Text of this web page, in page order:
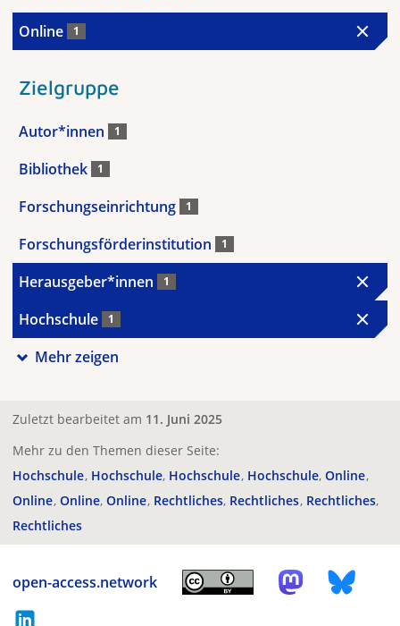
Online 1
Zielgruppe
Autor*innen 1
Bibliothek 1
Forschungseinrichtung 1
Forschungsförderinstitution 1
Herausgeber*innen 1
Hochschule 1
Mehr zeigen
Zuletzt bearbeitet am 11. Juni 2025
Mehr zu den Themen dieser Seite:
Hochschule Hochschule Hochschule Hochschule Online
Online Online Online Rechtliches Rechtliches Rechtliches
Rechtliches
open-access.network